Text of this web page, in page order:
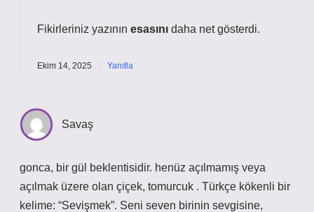
Fikirleriniz yazının esasını daha net gösterdi.
Ekim 14, 2025 Yanıtla
Savaş
gonca, bir gül beklentisidir. henüz açılmamış veya
açılmak üzere olan çiçek, tomurcuk . Türkçe kökenli bir
kelime: “Sevişmek”. Seni seven birinin sevgisine,